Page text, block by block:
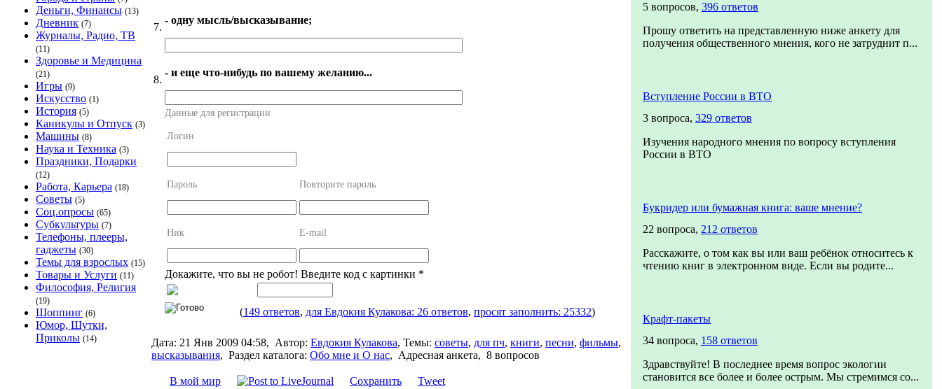
Деньги, Финансы (13)
Дневник (7)
Журналы, Радио, ТВ
(11)
Здоровье и Медицина
(21)
Игры (9)
Искусство (1)
История (5)
Каникулы и Отпуск (3)
Машины (8)
Наука и Техника (3)
Праздники, Подарки
(12)
Работа, Карьера (18)
Советы (5)
Соц.опросы (65)
Субкультуры (7)
Телефоны, плееры,
гаджеты (30)
Темы для взрослых (15)
Товары и Услуги (11)
Философия, Религия
(19)
Шоппинг (6)
Юмор, Шутки,
Приколы (14)
7.
- одну мысль/высказывание;
8.
- и еще что-нибудь по вашему желанию...
Данные для регистрации
Логин
Пароль Повторите пароль
Ник E-mail
Докажите, что вы не робот! Введите код с картинки *
(149 ответов, для Евдокия Кулакова: 26 ответов, просят заполнить: 25332)
Дата: 21 Янв 2009 04:58, Автор: Евдокия Кулакова, Темы: советы, для пч, книги, песни, фильмы,
высказывания, Раздел каталога: Обо мне и О нас, Адресная анкета, 8 вопросов
В мой мир Сохранить Tweet
5 вопросов, 396 ответов
Прошу ответить на представленную ниже анкету для
получения общественного мнения, кого не затруднит п...
Вступление России в ВТО
3 вопроса, 329 ответов
Изучения народного мнения по вопросу вступления
России в ВТО
Букридер или бумажная книга: ваше мнение?
22 вопроса, 212 ответов
Расскажите, о том как вы или ваш ребёнок относитесь к
чтению книг в электронном виде. Если вы родите...
Крафт-пакеты
34 вопроса, 158 ответов
Здравствуйте! В последнее время вопрос экологии
становится все более и более острым. Мы стремимся со...